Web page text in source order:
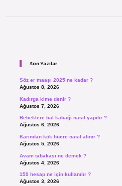
Son Yazılar
Söz er maaşı 2025 ne kadar ?
Ağustos 8, 2026
Kadırga kime denir ?
Ağustos 7, 2026
Bebeklere bal kabağı nasıl yapılır ?
Ağustos 6, 2026
Karından kök hücre nasıl alınır ?
Ağustos 5, 2026
Avam tabakası ne demek ?
Ağustos 4, 2026
159 hesap ne için kullanılır ?
Ağustos 3, 2026